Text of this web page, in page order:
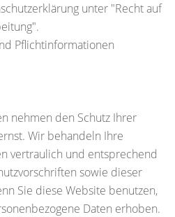
unter "Recht auf
Pflichtinformationen
nehmen den Schutz Ihrer
Wir behandeln Ihre
vertraulich und entsprechend
sowie dieser
Sie diese Website benutzen,
Daten erhoben.